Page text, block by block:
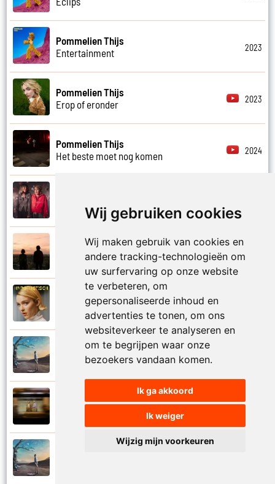
Wij gebruiken cookies
Wij maken gebruik van cookies en
andere tracking-technologieën om
uw surfervaring op onze website
te verbeteren, om
gepersonaliseerde inhoud en
advertenties te tonen, om ons
websiteverkeer te analyseren en
om te begrijpen waar onze
bezoekers vandaan komen.
Ik ga akkoord
Ik weiger
Wijzig mijn voorkeuren
Pommelien Thijs
Entertainment
2023
Pommelien Thijs
Erop of eronder
2023
Pommelien Thijs
Het beste moet nog komen
2024
Het midden
Bazart en Pommelien Thijs
Hou mij vast
2023
Pommelien Thijs
Hypothetisch
Pommelien Thijs
Ik moet gaan
Pommelien Thijs en Kaat Thijs
2023